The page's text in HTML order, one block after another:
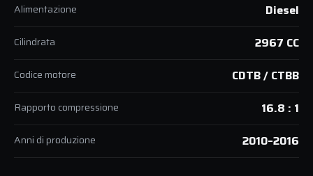
Alimentazione Diesel
Cilindrata 2967 CC
Codice motore CDTB / CTBB
Rapporto compressione 16.8 : 1
Anni di produzione 2010–2016